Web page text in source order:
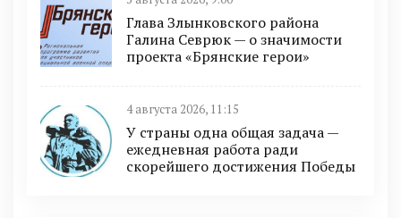
Глава Злынковского района
Галина Севрюк — о значимости
проекта «Брянские герои»
4 августа 2026, 11:15
У страны одна общая задача —
ежедневная работа ради
скорейшего достижения Победы